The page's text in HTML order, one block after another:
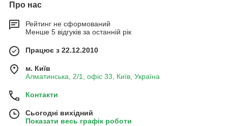
Про нас
Рейтинг не сформований
Менше 5 відгуків за останній рік
Працює з 22.12.2010
м. Київ
Алматинська, 2/1, офіс 33, Київ, Україна
Контакти
Сьогодні вихідний
Показати весь графік роботи